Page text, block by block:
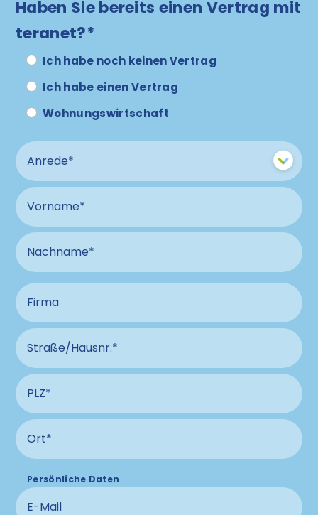
Haben Sie bereits einen Vertrag mit
teranet?*
Ich habe noch keinen Vertrag
Ich habe einen Vertrag
Wohnungswirtschaft
Anrede
Vorname
Nachname
Firma
Straße und Hausnummer Anschluss
PLZ Anschluss
Ort Anschluss
Persönliche Daten
E-Mail